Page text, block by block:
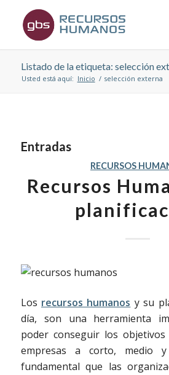
Listado de la etiqueta: selección
Usted está aquí: Inicio / selección externa
Entradas
RECURSOS
Recursos
Los recursos humanos y su
día, son una herramienta
poder conseguir los
empresas a corto, medio
fundamental que las